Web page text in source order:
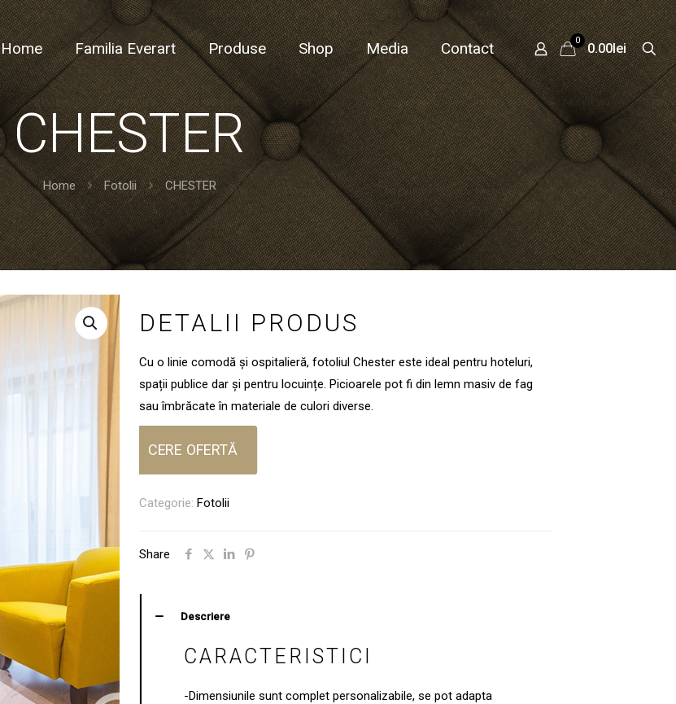
Home Familia Everart Produse Shop Media Contact 0
0.00lei
CHESTER
Home Fotolii CHESTER
DETALII PRODUS
Cu o linie comodă și ospitalieră, fotoliul Chester este ideal pentru hoteluri,
spații publice dar și pentru locuințe. Picioarele pot fi din lemn masiv de fag
sau îmbrăcate în materiale de culori diverse.
CERE OFERTĂ
Categorie: Fotolii
Share
Descriere
CARACTERISTICI
-Dimensiunile sunt complet personalizabile, se pot adapta